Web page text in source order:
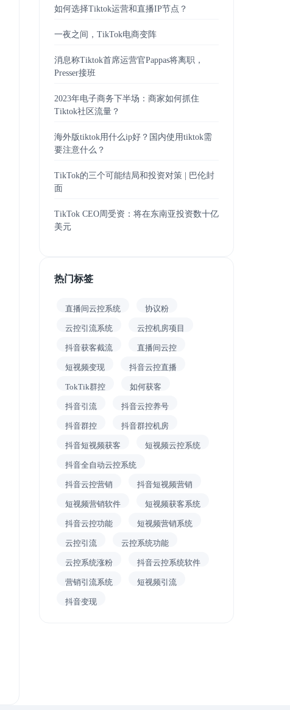
如何选择Tiktok运营和直播IP节点？
一夜之间，TikTok电商变阵
消息称Tiktok首席运营官Pappas将离职，
Presser接班
2023年电子商务下半场：商家如何抓住
Tiktok社区流量？
海外版tiktok用什么ip好？国内使用tiktok需
要注意什么？
TikTok的三个可能结局和投资对策 | 巴伦封
面
TikTok CEO周受资：将在东南亚投资数十亿
美元
热门标签
直播间云控系统 协议粉
云控引流系统 云控机房项目
抖音获客截流 直播间云控
短视频变现 抖音云控直播
TokTik群控 如何获客
抖音引流 抖音云控养号
抖音群控 抖音群控机房
抖音短视频获客 短视频云控系统
抖音全自动云控系统
抖音云控营销 抖音短视频营销
短视频营销软件 短视频获客系统
抖音云控功能 短视频营销系统
云控引流 云控系统功能
云控系统涨粉 抖音云控系统软件
营销引流系统 短视频引流
抖音变现